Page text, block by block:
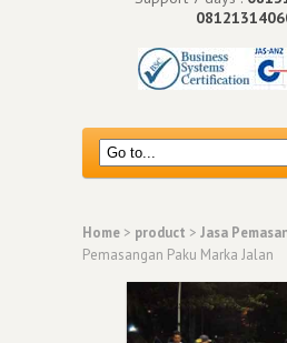
Home > product > Jasa
Pemasangan Paku Marka Jalan